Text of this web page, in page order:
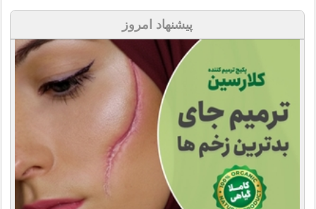
پیشنهاد امروز